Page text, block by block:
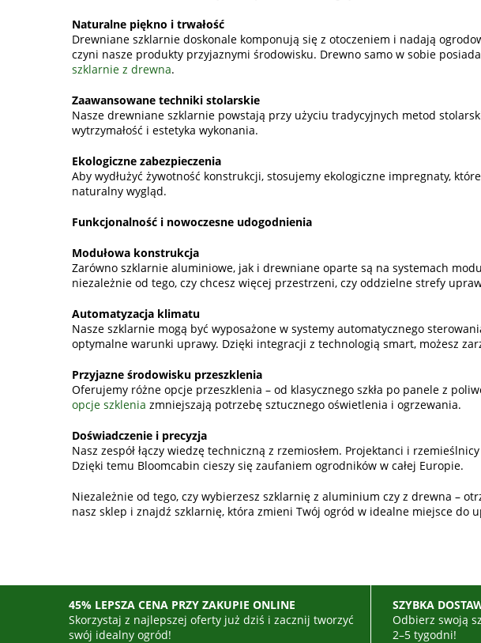
Naturalne piękno i trwałość
Drewniane szklarnie doskonale komponują się z otoczeniem i nadają
czyni nasze produkty przyjaznymi środowisku. Drewno samo w sobie
szklarnie z drewna.
Zaawansowane techniki stolarskie
Nasze drewniane szklarnie powstają przy użyciu tradycyjnych metod
wytrzymałość i estetyka wykonania.
Ekologiczne zabezpieczenia
Aby wydłużyć żywotność konstrukcji, stosujemy ekologiczne impregnaty,
naturalny wygląd.
Funkcjonalność i nowoczesne udogodnienia
Modułowa konstrukcja
Zarówno szklarnie aluminiowe, jak i drewniane oparte są na systemach
niezależnie od tego, czy chcesz więcej przestrzeni, czy oddzielne strefy
Automatyzacja klimatu
Nasze szklarnie mogą być wyposażone w systemy automatycznego
optymalne warunki uprawy. Dzięki integracji z technologią smart, możesz
Przyjazne środowisku przeszklenia
Oferujemy różne opcje przeszklenia – od klasycznego szkła po panele z
opcje szklenia zmniejszają potrzebę sztucznego oświetlenia i ogrzewania.
Doświadczenie i precyzja
Nasz zespół łączy wiedzę techniczną z rzemiosłem. Projektanci i
Dzięki temu Bloomcabin cieszy się zaufaniem ogrodników w całej Europie.
Niezależnie od tego, czy wybierzesz szklarnię z aluminium czy z drewna –
nasz sklep i znajdź szklarnię, która zmieni Twój ogród w idealne miejsce do
45% LEPSZA CENA PRZY ZAKUPIE ONLINE
Skorzystaj z najlepszej oferty już dziś i zacznij tworzyć
swój idealny ogród!
SZYBKA
Odbierz swoją
2–5 tygodni!